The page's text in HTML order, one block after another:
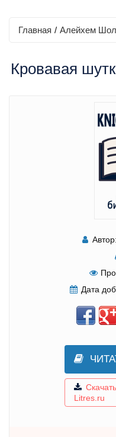
Главная / Алейхем
Кровавая
Автор:
Дата
Litres.ru